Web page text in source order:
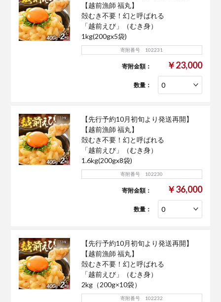
【越前漁師 福丸】
殻むき不要！幻と呼ばれる
「越前えび」（むき身）
1kg(200gx5袋)
寄附番号 102231
寄附金額： ￥23,000
数量：
【先行予約10月初旬より発送再開】
【越前漁師 福丸】
殻むき不要！幻と呼ばれる
「越前えび」（むき身）
1.6kg(200gx8袋)
寄附番号 102230
寄附金額： ￥36,000
数量：
【先行予約10月初旬より発送再開】
【越前漁師 福丸】
殻むき不要！幻と呼ばれる
「越前えび」（むき身）
2kg（200g×10袋）
寄附番号 102232